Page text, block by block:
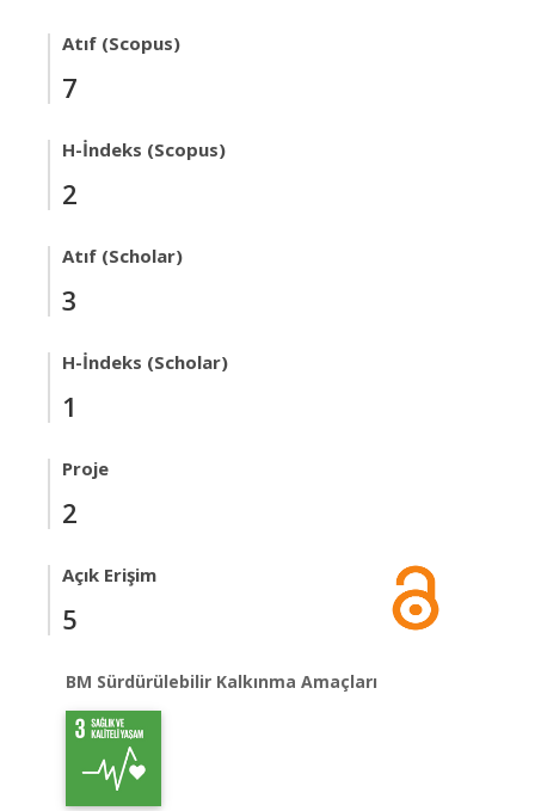
Atıf (Scopus)
7
H-İndeks (Scopus)
2
Atıf (Scholar)
3
H-İndeks (Scholar)
1
Proje
2
Açık Erişim
5
BM Sürdürülebilir Kalkınma Amaçları